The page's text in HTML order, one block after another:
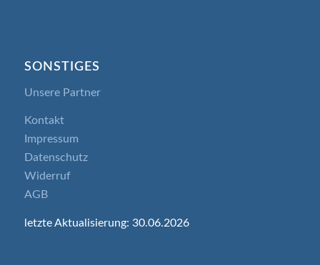
SONSTIGES
Unsere Partner
Kontakt
Impressum
Datenschutz
Widerruf
AGB
letzte Aktualisierung: 30.06.2026